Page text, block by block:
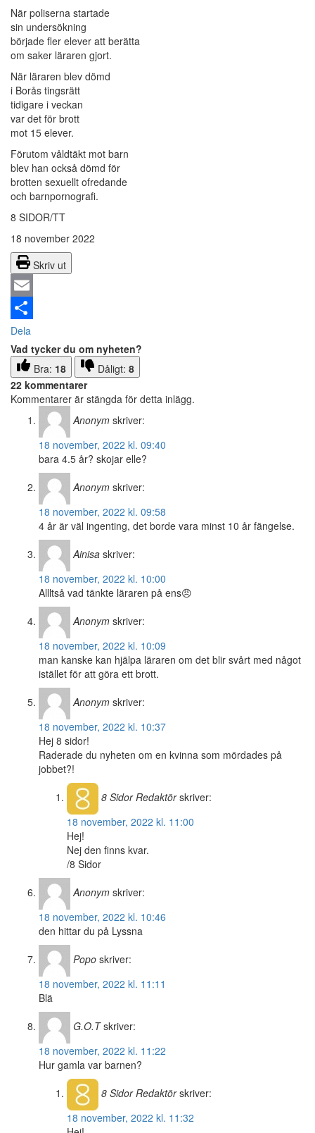
När poliserna startade
sin undersökning
började fler elever att berätta
om saker läraren gjort.
När läraren blev dömd
i Borås tingsrätt
tidigare i veckan
var det för brott
mot 15 elever.
Förutom våldtäkt mot barn
blev han också dömd för
brotten sexuellt ofredande
och barnpornografi.
8 SIDOR/TT
18 november 2022
Skriv ut
Email
Dela
Vad tycker du om nyheten?
Bra: 18 Dåligt: 8
22 kommentarer
Kommentarer är stängda för detta inlägg.
Anonym skriver:
18 november, 2022 kl. 09:40
bara 4.5 år? skojar elle?
Anonym skriver:
18 november, 2022 kl. 09:58
4 år är väl ingenting, det borde vara minst 10 år fängelse.
Ainisa skriver:
18 november, 2022 kl. 10:00
Allltså vad tänkte läraren på ens😠
Anonym skriver:
18 november, 2022 kl. 10:09
man kanske kan hjälpa läraren om det blir svårt med något
istället för att göra ett brott.
Anonym skriver:
18 november, 2022 kl. 10:37
Hej 8 sidor!
Raderade du nyheten om en kvinna som mördades på
jobbet?!
8 SidorRedaktör skriver:
18 november, 2022 kl. 11:00
Hej!
Nej den finns kvar.
/8 Sidor
Anonym skriver:
18 november, 2022 kl. 10:46
den hittar du på Lyssna
Popo skriver:
18 november, 2022 kl. 11:11
Blä
G.O.T skriver:
18 november, 2022 kl. 11:22
Hur gamla var barnen?
8 SidorRedaktör skriver:
18 november, 2022 kl. 11:32